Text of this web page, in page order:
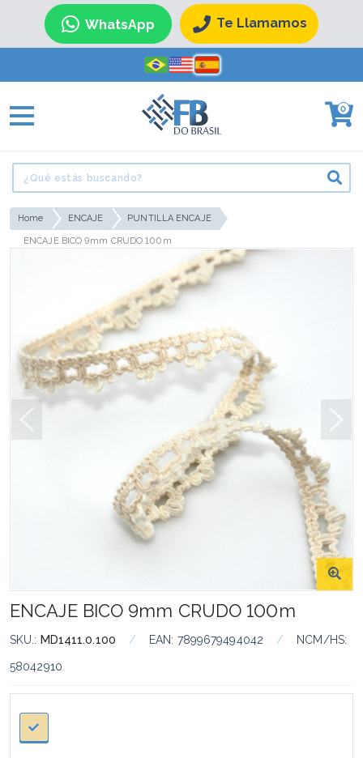
WhatsApp Te Llamamos
0
Home ENCAJE PUNTILLA ENCAJE
ENCAJE BICO 9mm CRUDO 100m
ENCAJE BICO 9mm CRUDO 100m
SKU.: MD1411.0.100 / EAN: 7899679494042 / NCM/HS:
58042910
: